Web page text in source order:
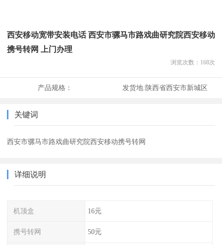
西安移动宽带安装电话 西安市骡马市路戏曲研究院西安移动
携号转网 上门办理
浏览次数： 168次
产品规格： 发货地:陕西省西安市新城区
关键词
西安市骡马市路戏曲研究院西安移动携号转网
详细说明
机顶盒 16元
携号转网 50元